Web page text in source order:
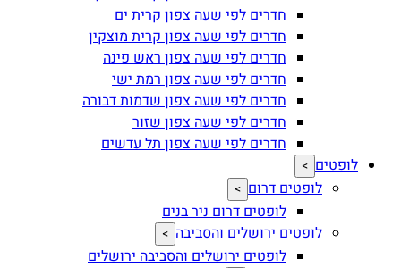
חדרים לפי שעה צפון קרית ים
חדרים לפי שעה צפון קרית מוצקין
חדרים לפי שעה צפון ראש פינה
חדרים לפי שעה צפון רמת ישי
חדרים לפי שעה צפון שדמות דבורה
חדרים לפי שעה צפון שזור
חדרים לפי שעה צפון תל עדשים
לופטים >
לופטים דרום >
לופטים דרום ניר בנים
לופטים ירושלים והסביבה >
לופטים ירושלים והסביבה ירושלים